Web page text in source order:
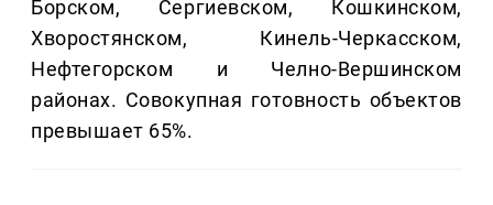
Борском, Сергиевском, Кошкинском,
Хворостянском, Кинель-Черкасском,
Нефтегорском и Челно-Вершинском
районах. Совокупная готовность объектов
превышает 65%.